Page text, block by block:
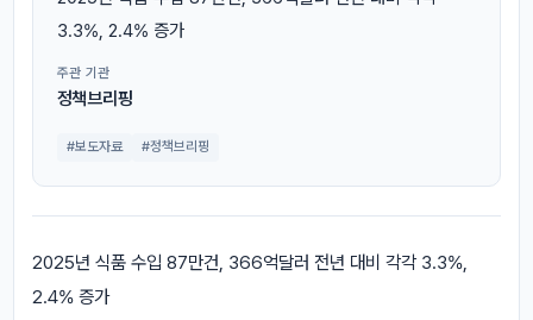
3.3%, 2.4% 증가
주관 기관
정책브리핑
#보도자료 #정책브리핑
2025년 식품 수입 87만건, 366억달러 전년 대비 각각 3.3%,
2.4% 증가